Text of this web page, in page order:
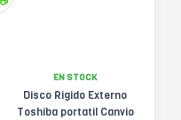
EN STOCK
Disco Rigido Externo
Toshiba portatil Canvio